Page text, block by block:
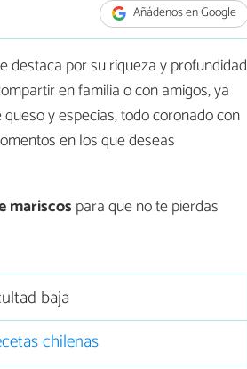
Añádenos en Google
destaca por su riqueza y profundidad
en familia o con amigos, ya
y especias, todo coronado con
en los que deseas
mariscos para que no te pierdas
baja
chilenas